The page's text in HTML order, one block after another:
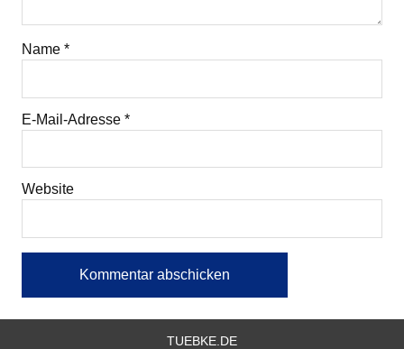
Name *
E-Mail-Adresse *
Website
TUEBKE.DE